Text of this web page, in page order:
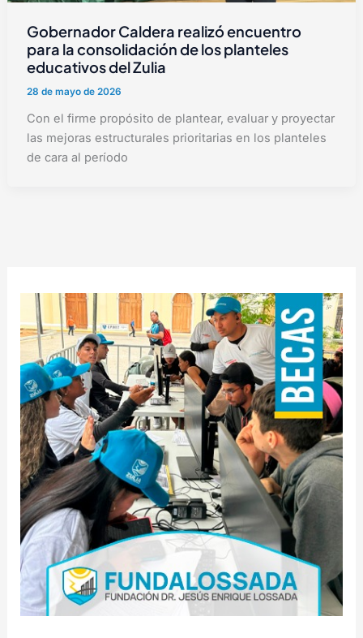
Gobernador Caldera realizó encuentro
para la consolidación de los planteles
educativos del Zulia
28 de mayo de 2026
Con el firme propósito de plantear, evaluar y proyectar
las mejoras estructurales prioritarias en los planteles
de cara al período